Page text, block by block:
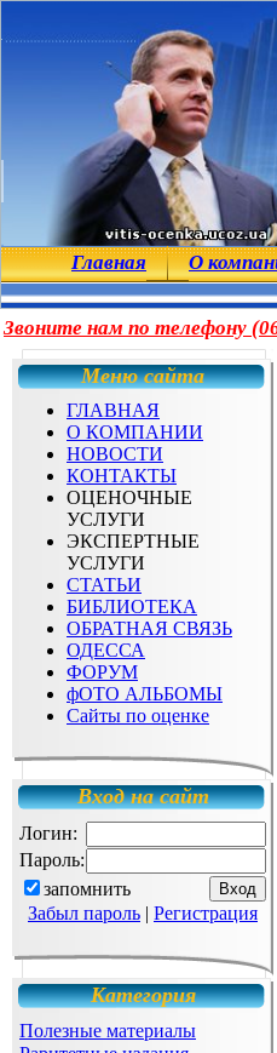
Главная О
Звоните нам по телефону
Меню сайта
ГЛАВНАЯ
О КОМПАНИИ
НОВОСТИ
КОНТАКТЫ
ОЦЕНОЧНЫЕ
УСЛУГИ
ЭКСПЕРТНЫЕ
УСЛУГИ
СТАТЬИ
БИБЛИОТЕКА
ОБРАТНАЯ СВЯЗЬ
ОДЕССА
ФОРУМ
фОТО АЛЬБОМЫ
Сайты по оценке
Вход на сайт
Логин:
Пароль:
запомнить
Забыл пароль | Регистрация
Категория
Полезные материалы